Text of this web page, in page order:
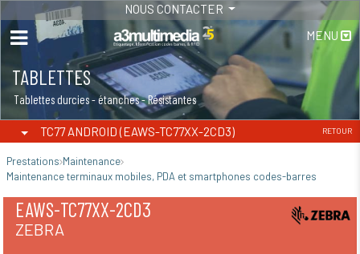
NOUS CONTACTER
MENU
TABLETTES
Tablettes durcies - étanches - Résistantes
TC77 ANDROID (EAWS-TC77XX-2CD3) RETOUR
Prestations Maintenance
Maintenance terminaux mobiles, PDA et smartphones codes-barres
EAWS-TC77XX-2CD3
ZEBRA